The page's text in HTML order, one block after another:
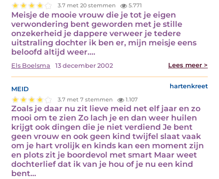
3.7 met 20 stemmen 5.771
Meisje de mooie vrouw die je tot je eigen
verwondering bent geworden met je stille
onzekerheid je dappere verweer je tedere
uitstraling dochter ik ben er, mijn meisje eens
beloofd altijd weer.…
Els Boelsma 13 december 2002 Lees meer >
meid hartenkreet
3.7 met 7 stemmen 1.107
Zoals je daar nu zit lieve meid net elf jaar en zo
mooi om te zien Zo lach je en dan weer huilen
krijgt ook dingen die je niet verdiend Je bent
geen vrouw en ook geen kind twijfel slaat vaak
om je hart vrolijk en kinds kan een moment zijn
en plots zit je boordevol met smart Maar weet
dochterlief dat ik van je hou of je nu een kind
bent…